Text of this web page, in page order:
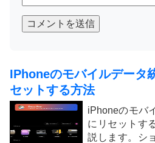
コメントを送信
IPhoneのモバイルデータ
セットする方法
iPhoneのモバ
にリセットす
説します。シ